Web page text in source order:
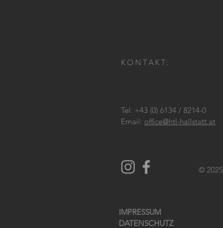
KONTAKT:
Tel: +43 (0) 6134 / 8214-0
Email: office@htl-hallstatt.at
© 2025
IMPRESSUM
DATENSCHUTZ